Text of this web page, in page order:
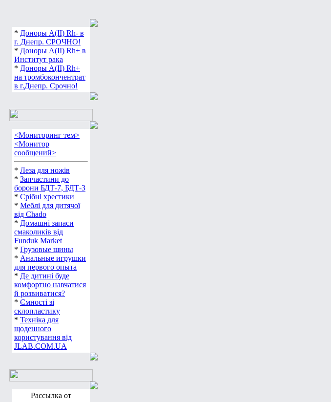
* Доноры А(ІІ) Rh- в
г. Днепр. СРОЧНО!
* Доноры А(ІІ) Rh+ в
Институт рака
* Доноры А(ІІ) Rh+
на тромбокончентрат
в г.Днепр. Срочно!
<Мониторинг тем>
<Монитор
сообщений>
* Леза для ножів
* Запчастини до
борони БДТ-7, БДТ-3
* Срібні хрестики
* Меблі для дитячої
від Chado
* Домашні запаси
смаколиків від
Funduk Market
* Грузовые шины
* Анальные игрушки
для первого опыта
* Де дитині буде
комфортно навчатися
й розвиватися?
* Ємності зі
склопластику
* Техніка для
щоденного
користування від
JLAB.COM.UA
Рассылка от